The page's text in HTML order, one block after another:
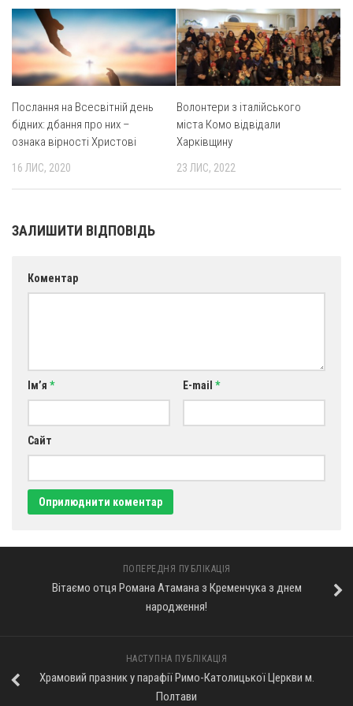
Оголошення
Трансляції
Послання на Всесвітній день
бідних: дбання про них –
ознака вірності Христові
16 ЛИС, 2020
Волонтери з італійського
міста Комо відвідали
Харківщину
23 ЛИС, 2022
ЗАЛИШИТИ ВІДПОВІДЬ
Коментар
Ім’я * E-mail *
Сайт
ПОПЕРЕДНЯ ПУБЛІКАЦІЯ
Вітаємо отця Романа Атамана з Кременчука з днем
народження!
НАСТУПНА ПУБЛІКАЦІЯ
Храмовий празник у парафії Римо-Католицької Церкви м.
Полтави